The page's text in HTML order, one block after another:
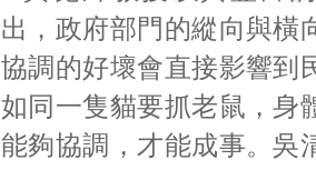
出，政府部門的縱向與橫
協調的好壞會直接影響到
如同一隻貓要抓老鼠，身
能夠協調，才能成事。吳